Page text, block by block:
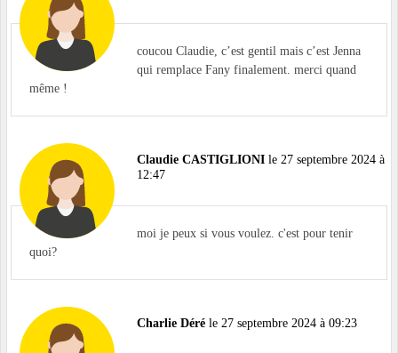
coucou Claudie, c’est gentil mais c’est Jenna
qui remplace Fany finalement. merci quand
même !
Claudie CASTIGLIONI le 27 septembre 2024 à
12:47
moi je peux si vous voulez. c'est pour tenir
quoi?
Charlie Déré le 27 septembre 2024 à 09:23